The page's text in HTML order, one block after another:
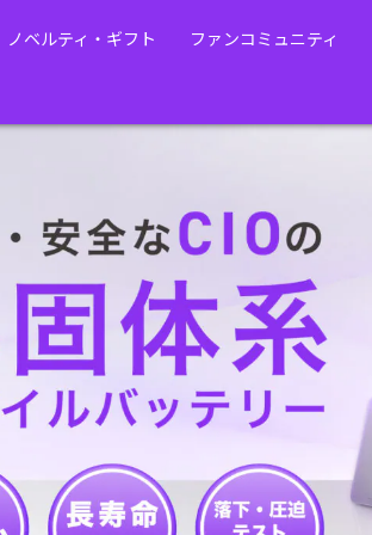
ノベルティ・ギフト ファンコミュニティ